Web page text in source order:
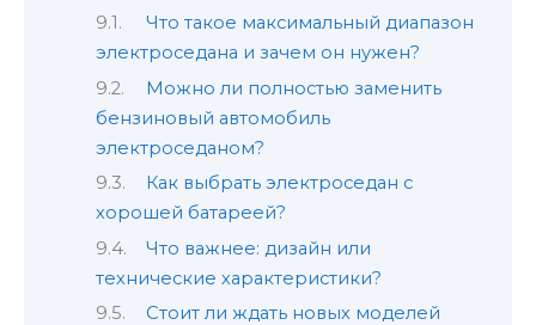
Что такое максимальный диапазон
электроседана и зачем он нужен?
Можно ли полностью заменить
бензиновый автомобиль
электроседаном?
Как выбрать электроседан с
хорошей батареей?
Что важнее: дизайн или
технические характеристики?
Стоит ли ждать новых моделей